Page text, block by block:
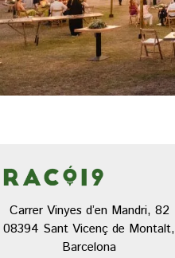
Carrer Vinyes d’en Mandri, 82
08394 Sant Vicenç de Montalt,
Barcelona